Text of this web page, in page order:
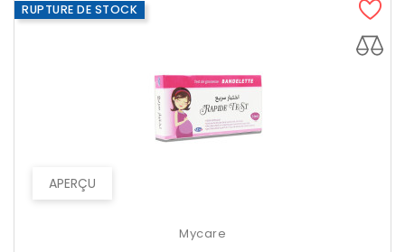
APERÇU
RUPTURE DE STOCK
Mycare